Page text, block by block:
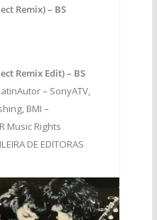
Remix) – BS
Remix Edit) – BS
– SonyATV,
BMI –
Music Rights
DE EDITORAS